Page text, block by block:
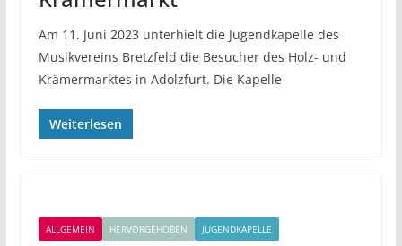
Am 11. Juni 2023 unterhielt die Jugendkapelle des
Musikvereins Bretzfeld die Besucher des Holz- und
Krämermarktes in Adolzfurt. Die Kapelle
Weiterlesen
ALLGEMEIN HERVORGEHOBEN JUGENDKAPELLE